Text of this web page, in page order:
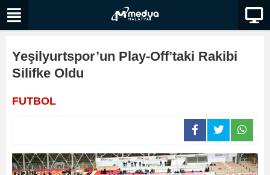
Yeşilyurtspor’un Play-Off’taki Rakibi
Silifke Oldu
FUTBOL